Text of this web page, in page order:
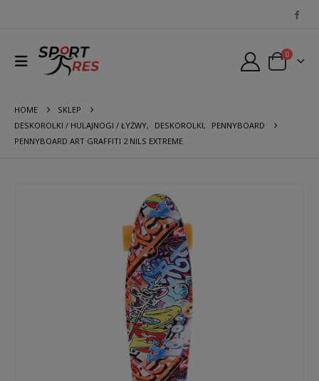
0
HOME
SKLEP
DESKOROLKI / HULAJNOGI / ŁYŻWY, DESKOROLKI,
PENNYBOARD
PENNYBOARD ART GRAFFITI 2 NILS EXTREME